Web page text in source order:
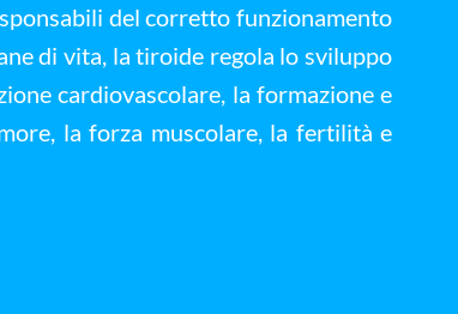
del corretto funzionamento
di vita, la tiroide regola lo sviluppo
cardiovascolare, la formazione e
la forza muscolare, la fertilità e